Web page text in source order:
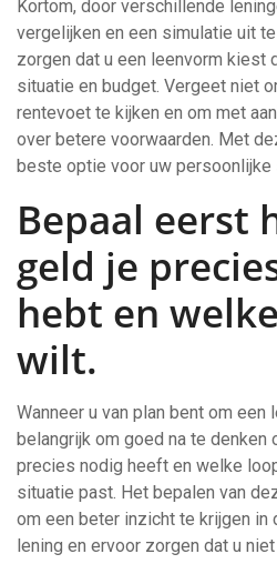
Kortom, door verschillende
vergelijken en een simulatie uit
zorgen dat u een leenvorm kiest
situatie en budget. Vergeet niet
rentevoet te kijken en om met
over betere voorwaarden. Met
beste optie voor uw persoonlijke
Bepaal eerst
geld je
hebt en
wilt.
Wanneer u van plan bent om
belangrijk om goed na te denken
precies nodig heeft en welke
situatie past. Het bepalen van
om een beter inzicht te krijgen in
lening en ervoor zorgen dat u